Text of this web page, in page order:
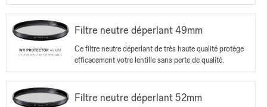
Filtre neutre déperlant 49mm
Ce filtre neutre déperlant de très haute qualité protège
efficacement votre lentille sans perte de qualité.
Filtre neutre déperlant 52mm